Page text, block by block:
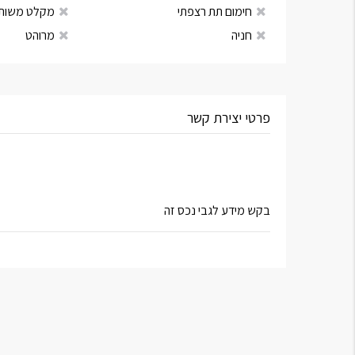
חימום תת רצפתי
חניה
מקלט
מרוהט
פרטי יצירת קשר
בקש מידע לגבי נכס זה